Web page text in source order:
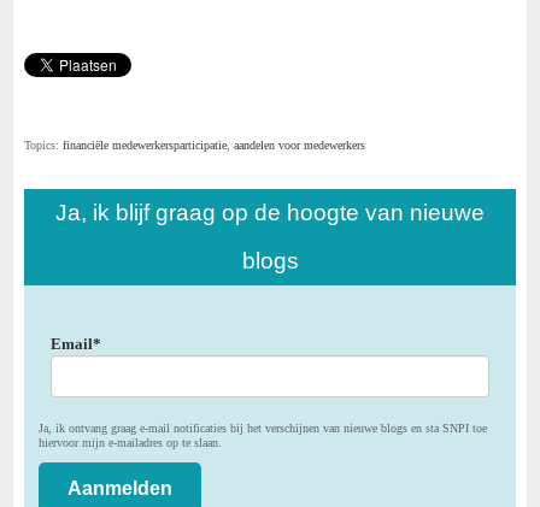
Topics:financiële medewerkersparticipatie ,aandelen voor medewerkers
Ja, ik blijf graag op de hoogte van nieuwe
blogs
Email*
Ja, ik ontvang graag e-mail notificaties bij het verschijnen van nieuwe blogs en sta SNPI toe
hiervoor mijn e-mailadres op te slaan.